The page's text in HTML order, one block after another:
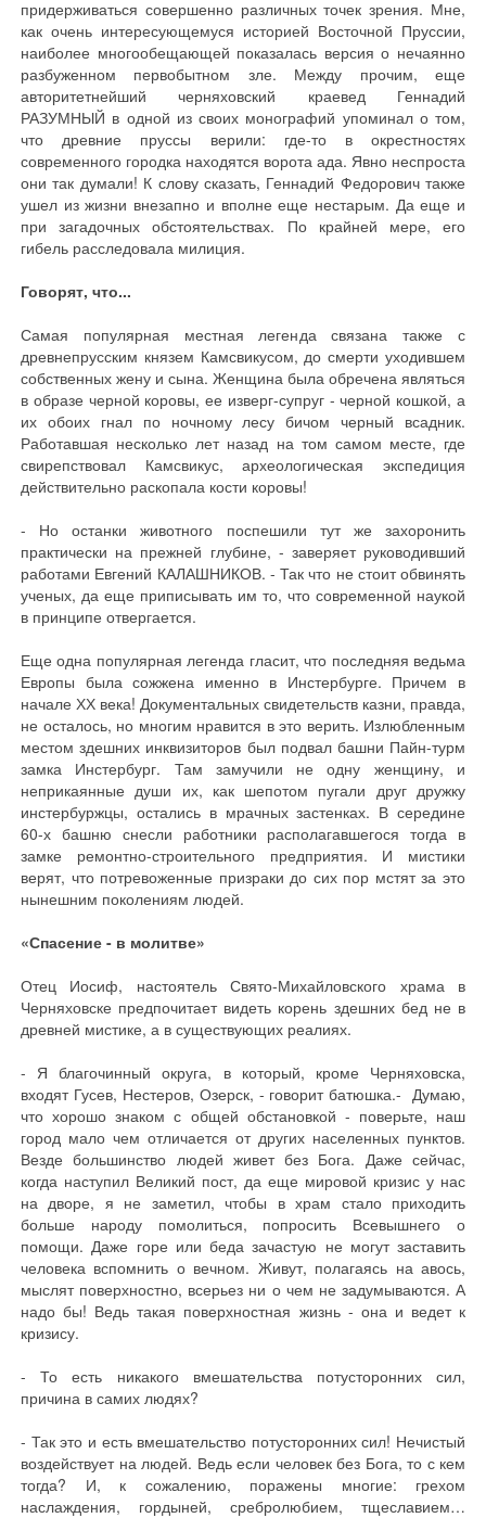
придерживаться совершенно различных точек зрения. Мне,
как очень интересующемуся историей Восточной Пруссии,
наиболее многообещающей показалась версия о нечаянно
разбуженном первобытном зле. Между прочим, еще
авторитетнейший черняховский краевед Геннадий
РАЗУМНЫЙ в одной из своих монографий упоминал о том,
что древние пруссы верили: где-то в окрестностях
современного городка находятся ворота ада. Явно неспроста
они так думали! К слову сказать, Геннадий Федорович также
ушел из жизни внезапно и вполне еще нестарым. Да еще и
при загадочных обстоятельствах. По крайней мере, его
гибель расследовала милиция.
Говорят, что...
Самая популярная местная легенда связана также с
древнепрусским князем Камсвикусом, до смерти уходившем
собственных жену и сына. Женщина была обречена являться
в образе черной коровы, ее изверг-супруг - черной кошкой, а
их обоих гнал по ночному лесу бичом черный всадник.
Работавшая несколько лет назад на том самом месте, где
свирепствовал Камсвикус, археологическая экспедиция
действительно раскопала кости коровы!
- Но останки животного поспешили тут же захоронить
практически на прежней глубине, - заверяет руководивший
работами Евгений КАЛАШНИКОВ. - Так что не стоит обвинять
ученых, да еще приписывать им то, что современной наукой
в принципе отвергается.
Еще одна популярная легенда гласит, что последняя ведьма
Европы была сожжена именно в Инстербурге. Причем в
начале ХХ века! Документальных свидетельств казни, правда,
не осталось, но многим нравится в это верить. Излюбленным
местом здешних инквизиторов был подвал башни Пайн-турм
замка Инстербург. Там замучили не одну женщину, и
неприкаянные души их, как шепотом пугали друг дружку
инстербуржцы, остались в мрачных застенках. В середине
60-х башню снесли работники располагавшегося тогда в
замке ремонтно-строительного предприятия. И мистики
верят, что потревоженные призраки до сих пор мстят за это
нынешним поколениям людей.
«Спасение - в молитве»
Отец Иосиф, настоятель Свято-Михайловского храма в
Черняховске предпочитает видеть корень здешних бед не в
древней мистике, а в существующих реалиях.
- Я благочинный округа, в который, кроме Черняховска,
входят Гусев, Нестеров, Озерск, - говорит батюшка.- Думаю,
что хорошо знаком с общей обстановкой - поверьте, наш
город мало чем отличается от других населенных пунктов.
Везде большинство людей живет без Бога. Даже сейчас,
когда наступил Великий пост, да еще мировой кризис у нас
на дворе, я не заметил, чтобы в храм стало приходить
больше народу помолиться, попросить Всевышнего о
помощи. Даже горе или беда зачастую не могут заставить
человека вспомнить о вечном. Живут, полагаясь на авось,
мыслят поверхностно, всерьез ни о чем не задумываются. А
надо бы! Ведь такая поверхностная жизнь - она и ведет к
кризису.
- То есть никакого вмешательства потусторонних сил,
причина в самих людях?
- Так это и есть вмешательство потусторонних сил! Нечистый
воздействует на людей. Ведь если человек без Бога, то с кем
тогда? И, к сожалению, поражены многие: грехом
наслаждения, гордыней, сребролюбием, тщеславием…